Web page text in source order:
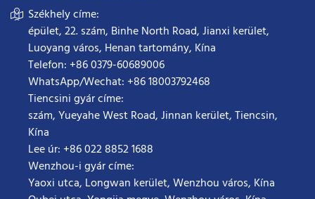
Székhely címe:
épület, 22. szám, Binhe North Road, Jianxi kerület,
Luoyang város, Henan tartomány, Kína
Telefon: +86 0379-60689006
WhatsApp/Wechat: +86 18003792468
Tiencsini gyár címe:
szám, Yueyahe West Road, Jinnan kerület, Tiencsin,
Kína
Lee úr: +86 022 8852 1688
Wenzhou-i gyár címe:
Yaoxi utca, Longwan kerület, Wenzhou város, Kína